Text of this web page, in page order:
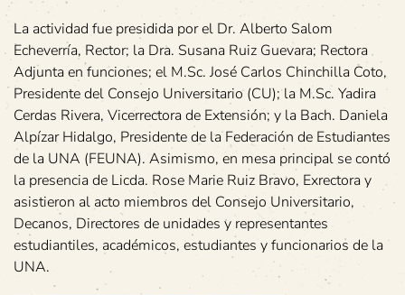
La actividad fue presidida por el Dr. Alberto Salom
Echeverría, Rector; la Dra. Susana Ruiz Guevara; Rectora
Adjunta en funciones; el M.Sc. José Carlos Chinchilla Coto,
Presidente del Consejo Universitario (CU); la M.Sc. Yadira
Cerdas Rivera, Vicerrectora de Extensión; y la Bach. Daniela
Alpízar Hidalgo, Presidente de la Federación de Estudiantes
de la UNA (FEUNA). Asimismo, en mesa principal se contó
la presencia de Licda. Rose Marie Ruiz Bravo, Exrectora y
asistieron al acto miembros del Consejo Universitario,
Decanos, Directores de unidades y representantes
estudiantiles, académicos, estudiantes y funcionarios de la
UNA.